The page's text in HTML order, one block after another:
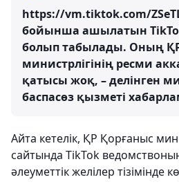
https://vm.tiktok.com/
бойынша ашылатын
болып табылады. Оның
министрлігінің ресми
қатысы жоқ, – делінген
баспасөз қызметі
Айта кетелік, ҚР Қорғаныс
сайтында TikTok
әлеуметтік желілер тізімінде